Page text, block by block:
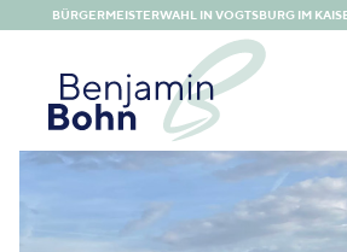
BÜRGERMEISTERWAHL IN VOGTSBURG IM